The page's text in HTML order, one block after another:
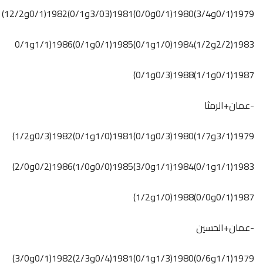
1979(0/1و3/4)1980(0/1و0/0)1981(3/03و0/1)1982(0/1و12/2)
1983(2/2و1/2)1984(1/0و0/1)1985(0/1و0/1)1986(1/1و0/1
1987(0/1و1/1)1988(0/3و0/1)
-عمان+الرمثا
1979(3/1و1/7)1980(0/3و0/1)1981(1/0و0/1)1982(0/3و1/2)
1983(1/1و0/1)1984(1/1و3/0)1985(0/0و1/0)1986(0/2و2/0)
1987(0/1و0/0)1988(1/0و1/2)
-عمان+الحسين
1979(1/1و0/6)1980(1/3و0/1)1981(0/4و2/3)1982(0/1و3/0)